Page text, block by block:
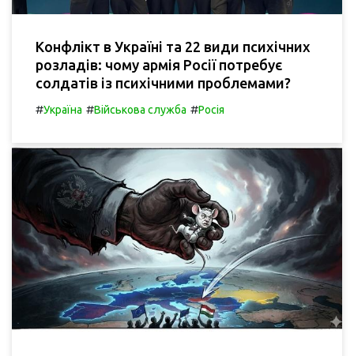
Конфлікт в Україні та 22 види психічних
розладів: чому армія Росії потребує
солдатів із психічними проблемами?
#Україна #Військова служба #Росія